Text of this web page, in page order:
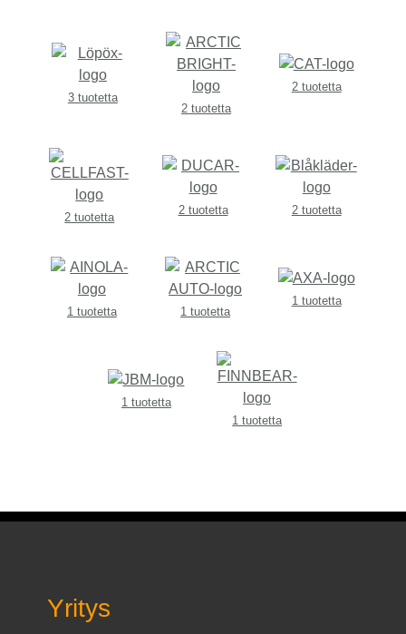
3 tuotetta
2 tuotetta
2 tuotetta
2 tuotetta
2 tuotetta 2 tuotetta
1 tuotetta 1 tuotetta
1 tuotetta
1 tuotetta
1 tuotetta
Yritys